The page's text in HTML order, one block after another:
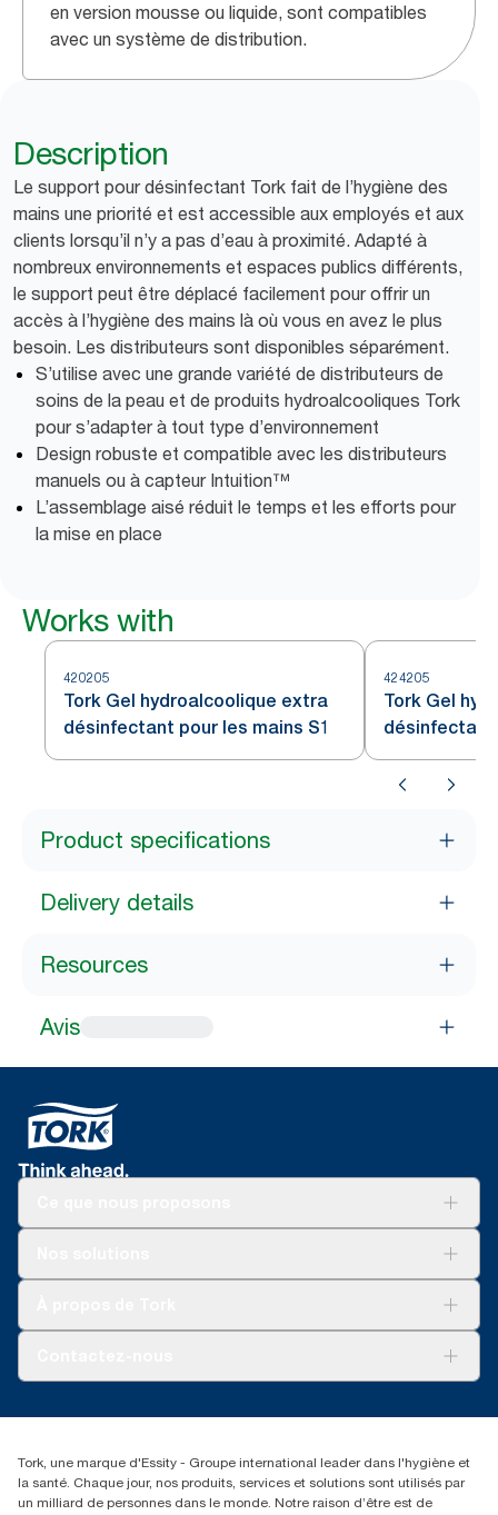
en version mousse ou liquide, sont compatibles
avec un système de distribution.
Description
Le support pour désinfectant Tork fait de l’hygiène des
mains une priorité et est accessible aux employés et aux
clients lorsqu’il n’y a pas d’eau à proximité. Adapté à
nombreux environnements et espaces publics différents,
le support peut être déplacé facilement pour offrir un
accès à l’hygiène des mains là où vous en avez le plus
besoin. Les distributeurs sont disponibles séparément.
S’utilise avec une grande variété de distributeurs de
soins de la peau et de produits hydroalcooliques Tork
pour s’adapter à tout type d’environnement
Design robuste et compatible avec les distributeurs
manuels ou à capteur Intuition™
L’assemblage aisé réduit le temps et les efforts pour
la mise en place
Works with
420205
Tork Gel hydroalcoolique extra
désinfectant pour les mains S1
424205
Tork Gel
désinfectant
Product specifications
Delivery details
Resources
Avis
Réclamation pour distributeurs
02 766 05 30
Essity Belgium NV
Berkenlaan 8B
1831 MACHELEN
Tork, une marque d'Essity - Groupe international leader dans l'hygiène et
la santé. Chaque jour, nos produits, services et solutions sont utilisés par
un milliard de personnes dans le monde. Notre raison d’être est de